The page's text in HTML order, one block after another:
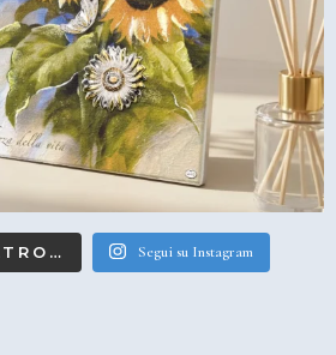
Segui su Instagram